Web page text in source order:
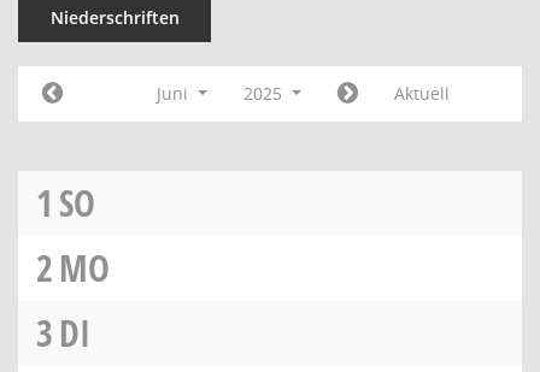
Niederschriften
Juni 2025 Aktuell
1 SO
2MO
3DI